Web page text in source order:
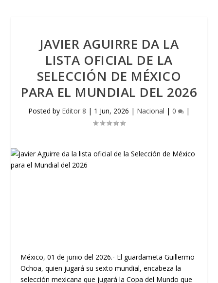
JAVIER AGUIRRE DA LA
LISTA OFICIAL DE LA
SELECCIÓN DE MÉXICO
PARA EL MUNDIAL DEL 2026
Posted by Editor 8 | 1 Jun, 2026 | Nacional | 0 |
México, 01 de junio del 2026.- El guardameta Guillermo
Ochoa, quien jugará su sexto mundial, encabeza la
selección mexicana que jugará la Copa del Mundo que